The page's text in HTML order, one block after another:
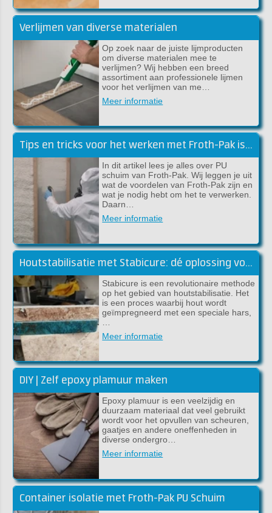
Verlijmen van diverse materialen
Op zoek naar de juiste lijmproducten
om diverse materialen mee te
verlijmen? Wij hebben een breed
assortiment aan professionele lijmen
voor het verlijmen van me…
Meer informatie
Tips en tricks voor het werken met Froth-Pak isolatieschuim
In dit artikel lees je alles over PU
schuim van Froth-Pak. Wij leggen je uit
wat de voordelen van Froth-Pak zijn en
wat je nodig hebt om het te verwerken.
Daarn…
Meer informatie
Houtstabilisatie met Stabicure: dé oplossing voor sterk en duurzaam hout
Stabicure is een revolutionaire methode
op het gebied van houtstabilisatie. Het
is een proces waarbij hout wordt
geïmpregneerd met een speciale hars,
Meer informatie
DIY | Zelf epoxy plamuur maken
Epoxy plamuur is een veelzijdig en
duurzaam materiaal dat veel gebruikt
wordt voor het opvullen van scheuren,
gaatjes en andere oneffenheden in
diverse ondergro…
Meer informatie
Container isolatie met Froth-Pak PU Schuim